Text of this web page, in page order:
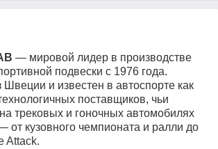
— мировой лидер в производстве
подвески с 1976 года.
и известен в автоспорте как
поставщиков, чьи
трековых и гоночных автомобилях
от кузовного чемпионата и ралли до
Attack.